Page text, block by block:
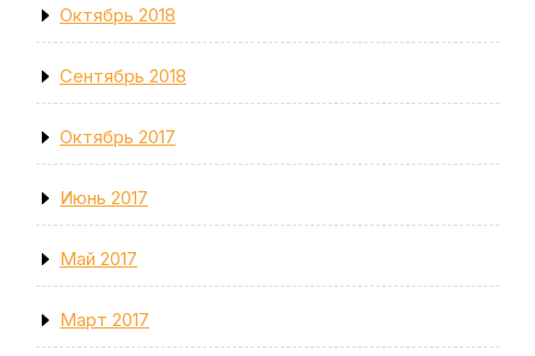
Октябрь 2018
Сентябрь 2018
Октябрь 2017
Июнь 2017
Май 2017
Март 2017